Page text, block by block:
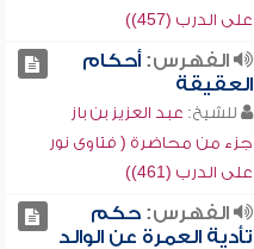
على الدرب (457))
الفهرس:أحكام
العقيقة
للشيخ: عبد العزيز بن باز
جزء من محاضرة ( فتاوى نور
على الدرب (461))
الفهرس:حكم
تأدية العمرة عن الوالد